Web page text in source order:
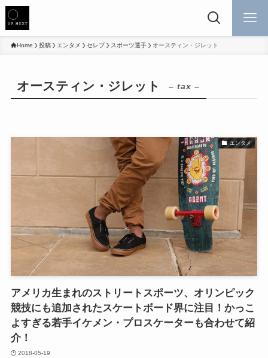
Home 投稿 エンタメ セレブ スポーツ選手 オースティン・ジレット
オースティン・ジレット – tax –
エンタメ
アメリカ生まれのストリートスポーツ、オリンピック
競技にも追加されたスケートボード界に注目！かっこ
よすぎる若手イケメン・プロスケーターも合わせて紹
介！
2018-05-19